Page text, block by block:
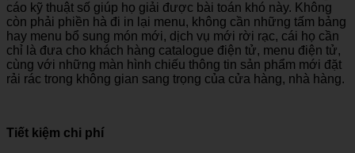
cáo kỹ thuật số giúp họ giải được bài toán khó này. Không
còn phải phiền hà đi in lại menu, không cần những tấm bảng
hay menu bổ sung món mới, dịch vụ mới rời rạc, cái họ cần
chỉ là đưa cho khách hàng catalogue điện tử, menu điện tử,
cùng với những màn hình chiếu thông tin sản phẩm mới đặt
rải rác trong không gian sang trọng của cửa hàng, nhà hàng.
Tiết kiệm chi phí